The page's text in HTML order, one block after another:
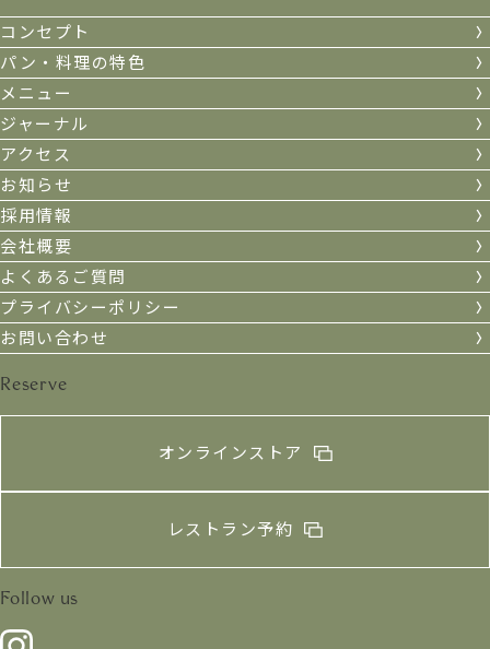
コンセプト
パン・料理の特色
メニュー
ジャーナル
アクセス
お知らせ
採用情報
会社概要
よくあるご質問
プライバシーポリシー
お問い合わせ
Reserve
オンラインストア
レストラン予約
Follow us